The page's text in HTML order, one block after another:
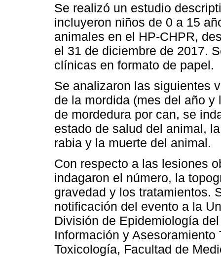
Se realizó un estudio
incluyeron niños de 0 a 15
animales en el HP-CHPR,
el 31 de diciembre de 2017.
clínicas en formato de papel.
Se analizaron las siguientes
de la mordida (mes del año
de mordedura por can, se
estado de salud del animal,
rabia y la muerte del animal.
Con respecto a las lesiones
indagaron el número, la
gravedad y los tratamientos.
notificación del evento a la
División de Epidemiología
Información y
Toxicología, Facultad de